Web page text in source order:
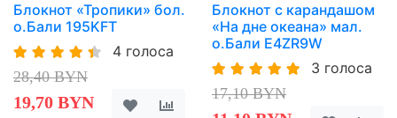
Блокнот «Тропики» бол.
о.Бали 195KFT
4 голоса
28,40 BYN
19,70 BYN
Блокнот с карандашом
«На дне океана» мал.
о.Бали E4ZR9W
3 голоса
17,10 BYN